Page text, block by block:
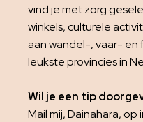
vind je met zorg
winkels, culturele
aan wandel-, vaar- en
leukste provincies in
Wil je een tip
Mail mij, Dainahara,